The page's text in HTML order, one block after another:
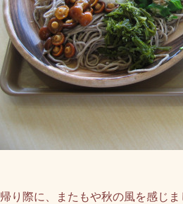
帰り際に、またもや秋の風を感じま